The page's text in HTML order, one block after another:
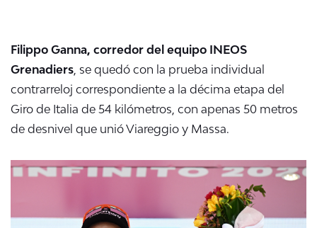
Filippo Ganna, corredor del equipo INEOS
Grenadiers, se quedó con la prueba individual
contrarreloj correspondiente a la décima etapa del
Giro de Italia de 54 kilómetros, con apenas 50 metros
de desnivel que unióViareggio y Massa.